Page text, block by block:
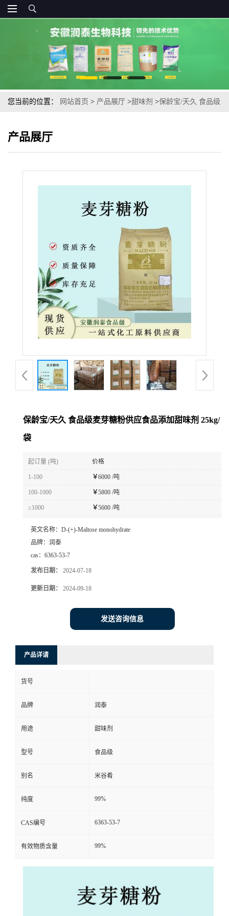
您当前的位置： 网站首页 > 产品展厅 >甜味剂 >保龄宝/天久 食品级
产品展厅
保龄宝/天久 食品级麦芽糖粉供应食品添加甜味剂 25kg/
袋
起订量 (吨) 价格
1-100 ￥6000 /吨
100-1000 ￥5800 /吨
≥1000 ￥5600 /吨
英文名称： D-(+)-Maltose monohydrate
品牌： 润泰
cas： 6363-53-7
发布日期： 2024-07-18
更新日期： 2024-09-18
发送咨询信息
产品详请
货号
品牌 润泰
用途 甜味剂
型号 食品级
别名 米谷肴
纯度 99%
CAS编号 6363-53-7
有效物质含量 99%